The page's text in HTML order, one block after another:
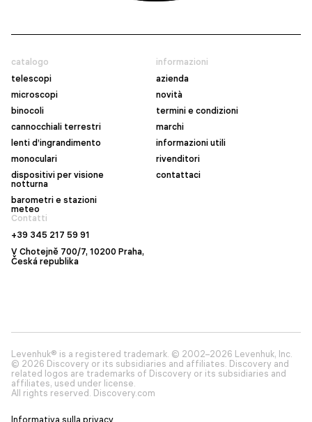
catalogo
telescopi
microscopi
binocoli
cannocchiali terrestri
lenti d’ingrandimento
monoculari
dispositivi per visione
notturna
barometri e stazioni
meteo
informazioni
azienda
novità
termini e condizioni
marchi
informazioni utili
rivenditori
contattaci
Contatti
+39 345 217 59 91
V Chotejně 700/7, 10200 Praha,
Česká republika
Levenhuk® is a registered trademark. © 2002–2026 Levenhuk, Inc.
© 2026 Discovery or its subsidiaries and affiliates. Discovery and
related logos are trademarks of Discovery or its subsidiaries and
affiliates, used under license.
All rights reserved. Discovery.com
Informativa sulla privacy